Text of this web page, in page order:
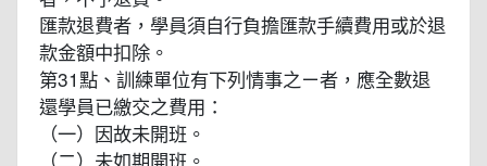
匯款退費者，學員須自行負擔匯款手續費用或於退
款金額中扣除。
第31點、訓練單位有下列情事之ㄧ者，應全數退
還學員已繳交之費用：
（一）因故未開班。
（二）未如期開班。